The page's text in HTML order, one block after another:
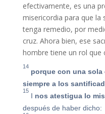
efectivamente, es una
misericordia para que la
tenga remedio, por
cruz. Ahora bien, ese
hombre tiene un rol que
14
porque con una
siempre a los
15
I nos atestigua lo
después de haber dicho: